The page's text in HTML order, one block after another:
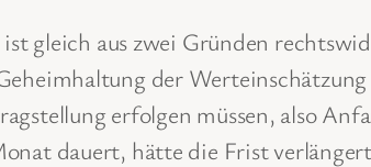
gleich aus zwei Gründen
der
erfolgen müssen, also
dauert, hätte die Frist